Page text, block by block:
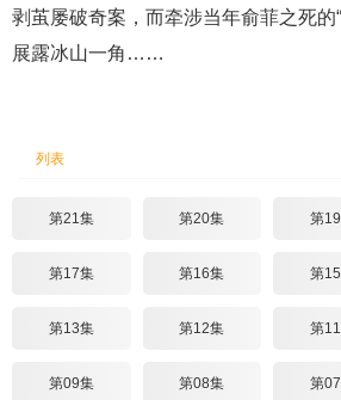
剥茧屡破奇案，而牵涉当年俞菲之死的
展露冰山一角……
列表
第21集 第20集 第
第17集 第16集 第
第13集 第12集 第
第09集 第08集 第